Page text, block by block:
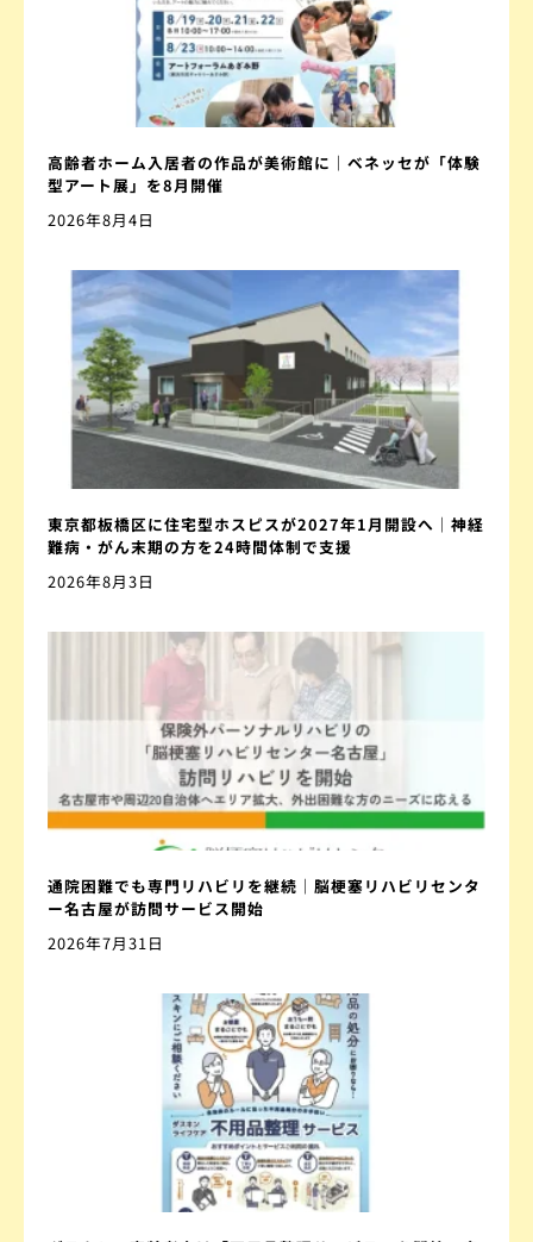
高齢者ホーム入居者の作品が美術館に｜ベネッセが「体験
型アート展」を8月開催
2026年8月4日
東京都板橋区に住宅型ホスピスが2027年1月開設へ｜神経
難病・がん末期の方を24時間体制で支援
2026年8月3日
通院困難でも専門リハビリを継続｜脳梗塞リハビリセンタ
ー名古屋が訪問サービス開始
2026年7月31日